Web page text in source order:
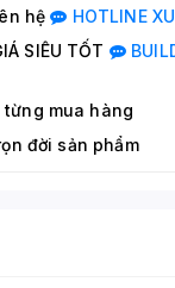
hệ
HOTLINE
SIÊU TỐT
từng mua hàng
đời sản phẩm